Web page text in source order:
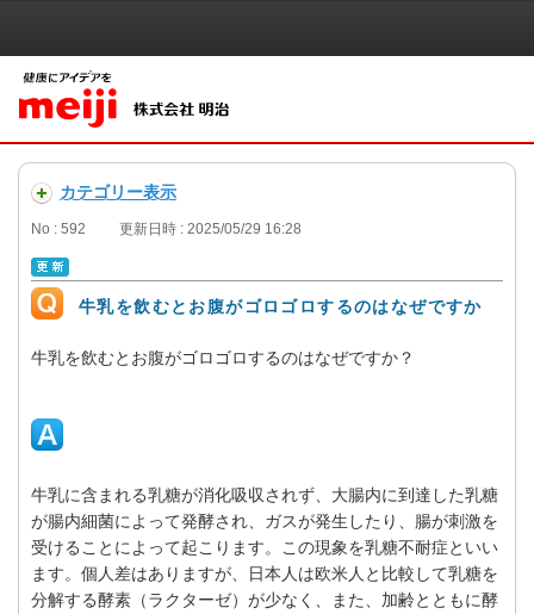
カテゴリー表示
No : 592 更新日時 : 2025/05/29 16:28
牛乳を飲むとお腹がゴロゴロするのはなぜですか
牛乳を飲むとお腹がゴロゴロするのはなぜですか？
牛乳に含まれる乳糖が消化吸収されず、大腸内に到達した乳糖
が腸内細菌によって発酵され、ガスが発生したり、腸が刺激を
受けることによって起こります。この現象を乳糖不耐症といい
ます。個人差はありますが、日本人は欧米人と比較して乳糖を
分解する酵素（ラクターゼ）が少なく、また、加齢とともに酵